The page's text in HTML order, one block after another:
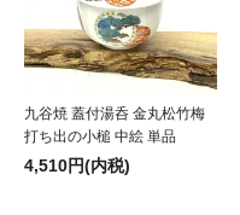
九谷焼 蓋付湯呑 金丸松竹梅
打ち出の小槌 中絵 単品
4,510円(内税)